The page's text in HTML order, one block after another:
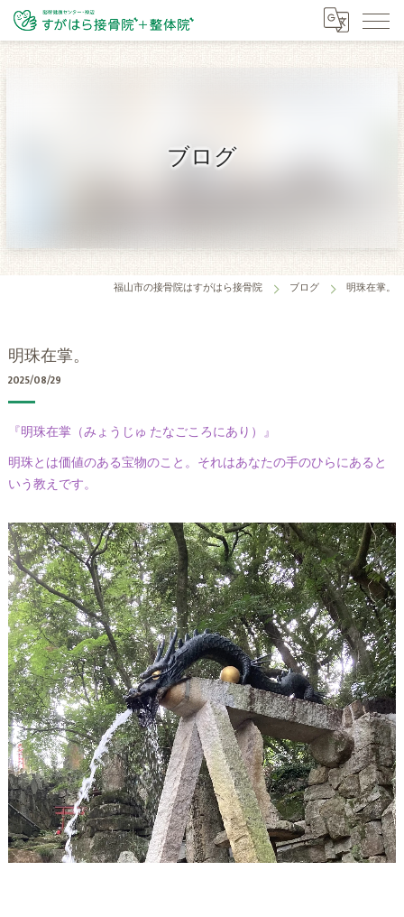
ブログ
福山市の接骨院はすがはら接骨院 ブログ 明珠在掌。
明珠在掌。
2025/08/29
『明珠在掌（みょうじゅ たなごころにあり）』
明珠とは価値のある宝物のこと。それはあなたの手のひらにあると
いう教えです。